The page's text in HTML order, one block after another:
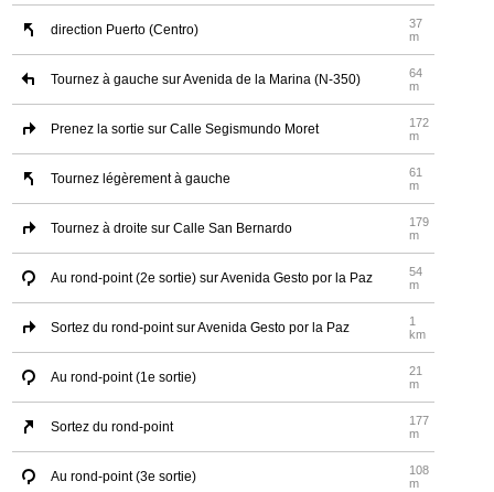
direction Puerto (Centro)
37
m
Tournez à gauche sur Avenida de la Marina (N-350)
64
m
Prenez la sortie sur Calle Segismundo Moret
172
m
Tournez légèrement à gauche
61
m
Tournez à droite sur Calle San Bernardo
179
m
Au rond-point (2e sortie) sur Avenida Gesto por la Paz
54
m
Sortez du rond-point sur Avenida Gesto por la Paz
1
km
Au rond-point (1e sortie)
21
m
Sortez du rond-point
177
m
Au rond-point (3e sortie)
108
m